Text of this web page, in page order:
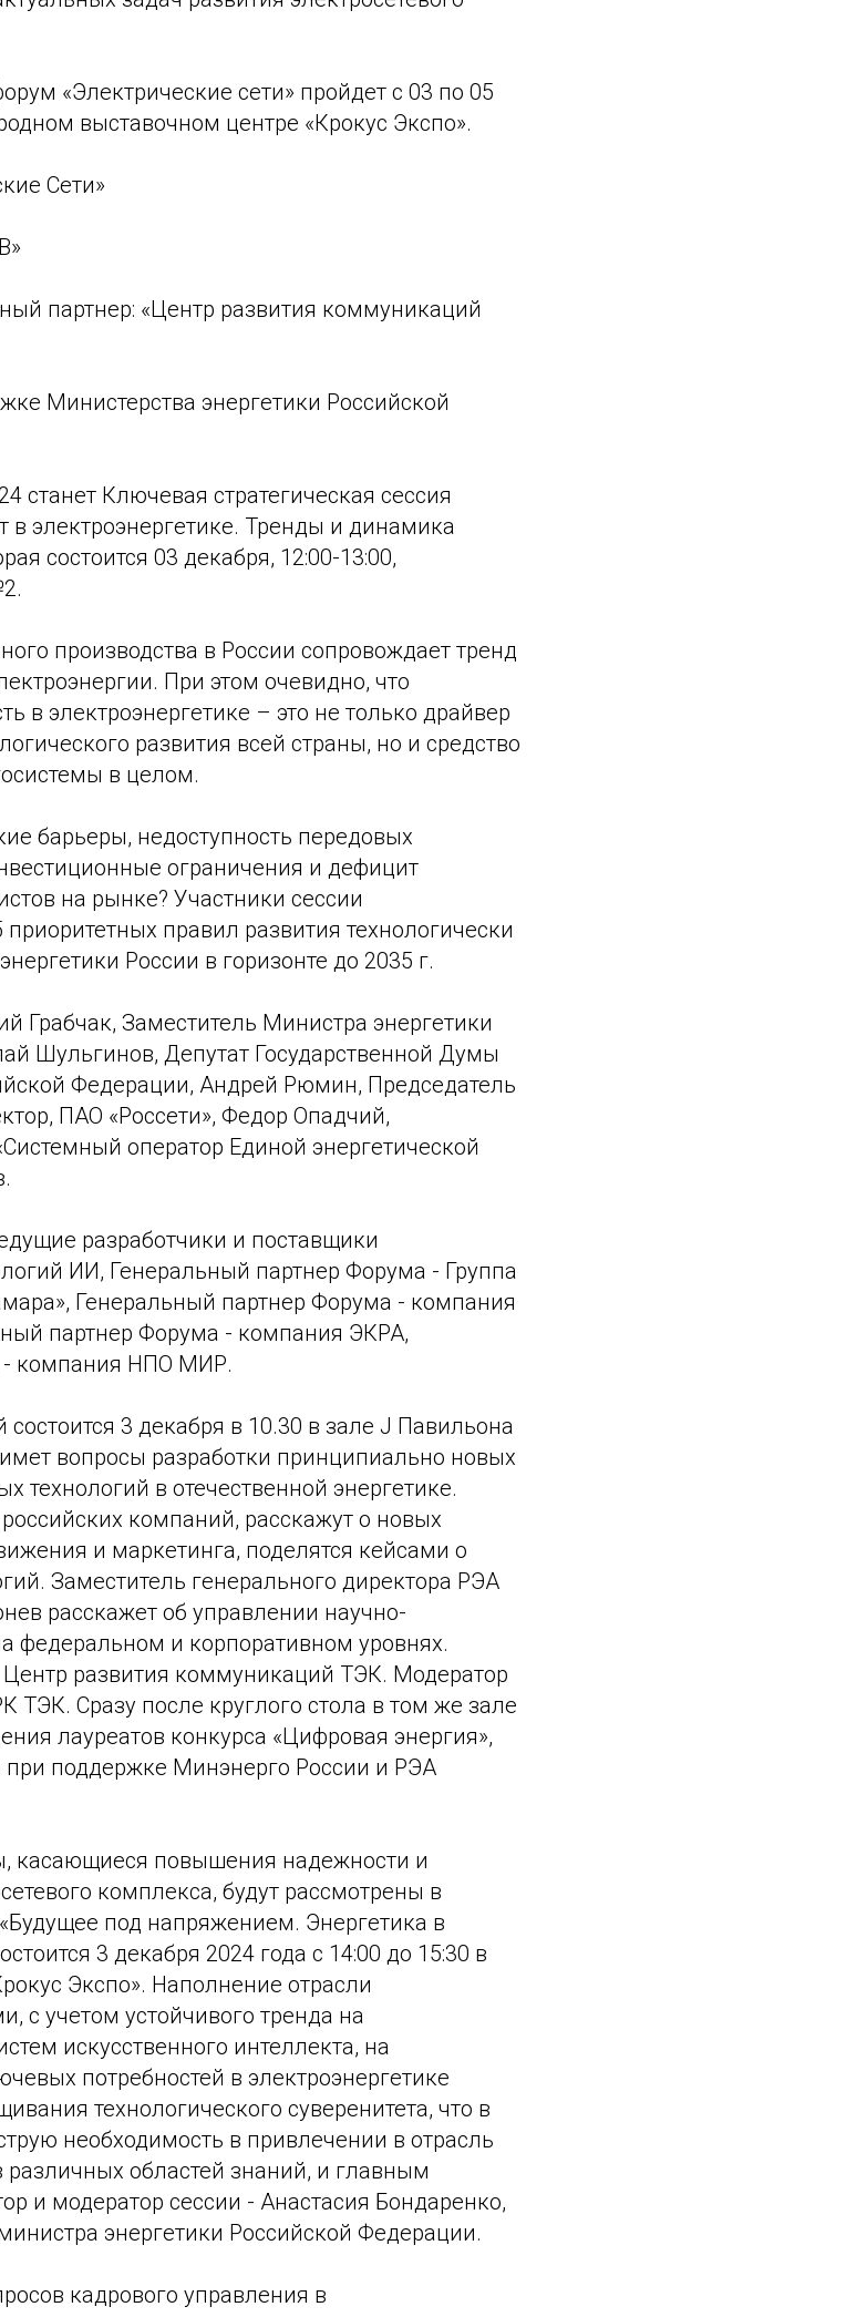
«Электрические сети» пройдет с 03 по 05
выставочном центре «Крокус Экспо».
Сети»
партнер: «Центр развития коммуникаций
Министерства энергетики Российской
Ключевая стратегическая сессия
в электроэнергетике. Тренды и динамика
состоится 03 декабря, 12:00-13:00,
производства в России сопровождает тренд
При этом очевидно, что
в электроэнергетике – это не только драйвер
развития всей страны, но и средство
в целом.
барьеры, недоступность передовых
ограничения и дефицит
на рынке? Участники сессии
правил развития технологически
России в горизонте до 2035 г.
Грабчак, Заместитель Министра энергетики
Шульгинов, Депутат Государственной Думы
Федерации, Андрей Рюмин, Председатель
ПАО «Россети», Федор Опадчий,
оператор Единой энергетической
разработчики и поставщики
ИИ, Генеральный партнер Форума - Группа
Генеральный партнер Форума - компания
партнер Форума - компания ЭКРА,
- компания НПО МИР.
3 декабря в 10.30 в зале J Павильона
вопросы разработки принципиально новых
технологий в отечественной энергетике.
компаний, расскажут о новых
и маркетинга, поделятся кейсами о
Заместитель генерального директора РЭА
расскажет об управлении научно-
федеральном и корпоративном уровнях.
Центр развития коммуникаций ТЭК. Модератор
ТЭК. Сразу после круглого стола в том же зале
лауреатов конкурса «Цифровая энергия»,
при поддержке Минэнерго России и РЭА
касающиеся повышения надежности и
комплекса, будут рассмотрены в
под напряжением. Энергетика в
3 декабря 2024 года с 14:00 до 15:30 в
Экспо». Наполнение отрасли
с учетом устойчивого тренда на
искусственного интеллекта, на
потребностей в электроэнергетике
технологического суверенитета, что в
необходимость в привлечении в отрасль
областей знаний, и главным
и модератор сессии - Анастасия Бондаренко,
энергетики Российской Федерации.
кадрового управления в